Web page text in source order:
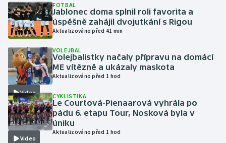
Jezdectví
Judo
Krasobruslení
Lezení
Lyže a snowboard
Moderní pětiboj
FOTBAL
Jablonec doma splnil roli favorita a
úspěšně zahájil dvojutkání s Rigou
Aktualizováno před 41 min
Video
VOLEJBAL
Volejbalistky načaly přípravu na domácí
ME vítězně a ukázaly maskota
Aktualizováno před 1 hod
Video
CYKLISTIKA
Le Courtová-Pienaarová vyhrála po
pádu 6. etapu Tour, Nosková byla v
úniku
Aktualizováno před 1 hod